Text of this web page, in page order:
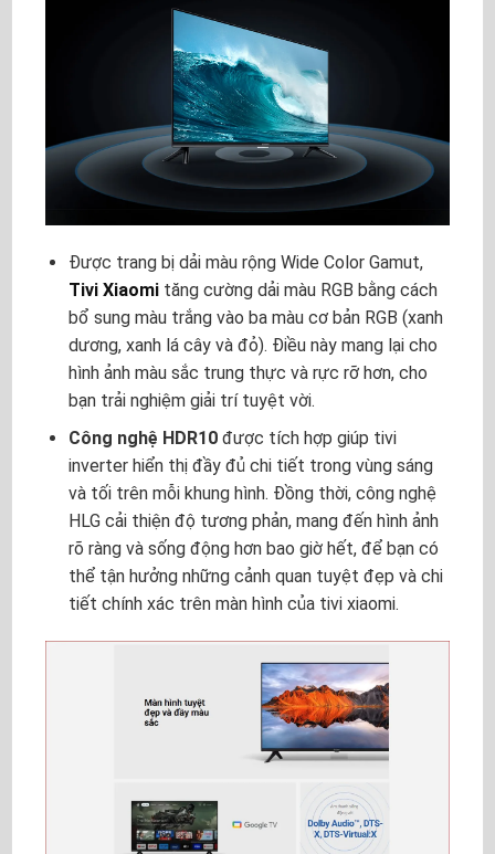
Được trang bị dải màu rộng Wide Color Gamut,
Tivi Xiaomităng cường dải màu RGB bằng cách
bổ sung màu trắng vào ba màu cơ bản RGB (xanh
dương, xanh lá cây và đỏ). Điều này mang lại cho
hình ảnh màu sắc trung thực và rực rỡ hơn, cho
bạn trải nghiệm giải trí tuyệt vời.
Công nghệ HDR10được tích hợp giúp tivi
inverter hiển thị đầy đủ chi tiết trong vùng sáng
và tối trên mỗi khung hình. Đồng thời, công nghệ
HLG cải thiện độ tương phản, mang đến hình ảnh
rõ ràng và sống động hơn bao giờ hết, để bạn có
thể tận hưởng những cảnh quan tuyệt đẹp và chi
tiết chính xác trên màn hình của tivi xiaomi.